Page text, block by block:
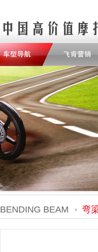
BENDING BEAM 弯